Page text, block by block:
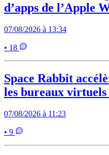
d’apps de l’Apple
07/08/2026 à 13:34
• 18
Space Rabbit
les bureaux virtuels
07/08/2026 à 11:23
• 9